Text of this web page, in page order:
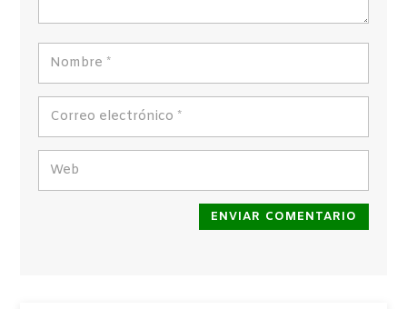
ENVIAR COMENTARIO